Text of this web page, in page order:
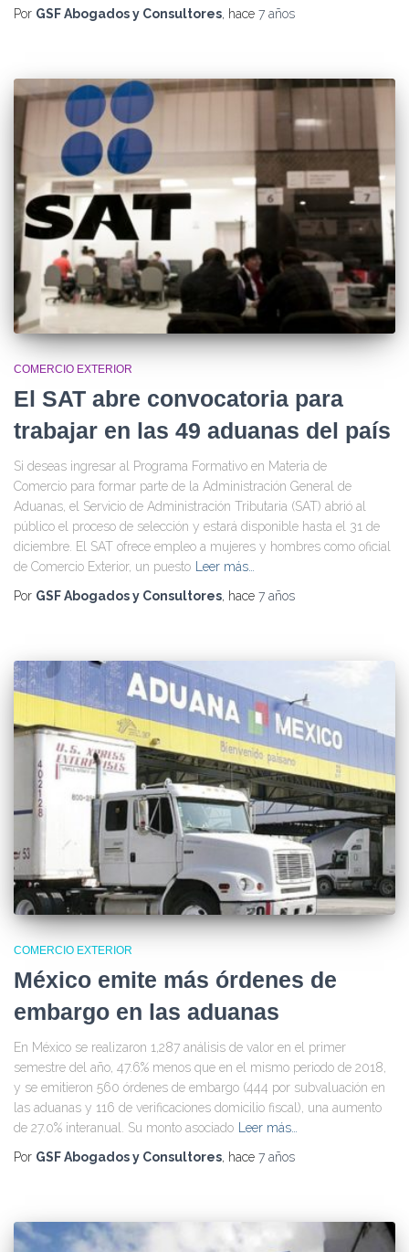
Por GSF Abogados y Consultores, hace 7 años
COMERCIO EXTERIOR
El SAT abre convocatoria para
trabajar en las 49 aduanas del país
Si deseas ingresar al Programa Formativo en Materia de
Comercio para formar parte de la Administración General de
Aduanas, el Servicio de Administración Tributaria (SAT) abrió al
público el proceso de selección y estará disponible hasta el 31 de
diciembre. El SAT ofrece empleo a mujeres y hombres como oficial
de Comercio Exterior, un puesto Leer más…
Por GSF Abogados y Consultores, hace 7 años
COMERCIO EXTERIOR
México emite más órdenes de
embargo en las aduanas
En México se realizaron 1,287 análisis de valor en el primer
semestre del año, 47.6% menos que en el mismo periodo de 2018,
y se emitieron 560 órdenes de embargo (444 por subvaluación en
las aduanas y 116 de verificaciones domicilio fiscal), una aumento
de 27.0% interanual. Su monto asociado Leer más…
Por GSF Abogados y Consultores, hace 7 años